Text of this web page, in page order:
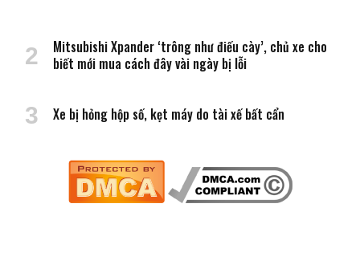
Mitsubishi Xpander ‘trông như điếu cày’, chủ xe cho
biết mới mua cách đây vài ngày bị lỗi
Xe bị hỏng hộp số, kẹt máy do tài xế bất cẩn